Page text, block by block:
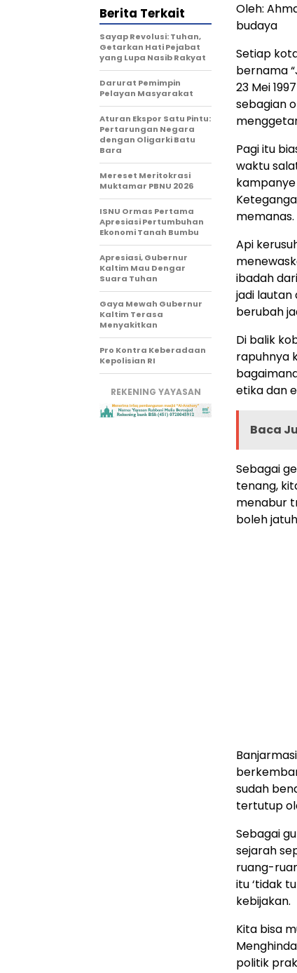
Oleh:
budaya
Setiap
bernama
23 Mei
sebagian
Pagi itu
waktu
Api
ibadah
jadi lautan
berubah
Di balik
rapuhnya
etika dan
Baca
Sebagai
tenang,
menabur
boleh
sudah
tertutup
Sebagai
sejarah
ruang-
itu ‘tidak
kebijakan.
Kita bisa
politik
Berita Terkait
Sayap Revolusi: Tuhan,
Getarkan Hati Pejabat
yang Lupa Nasib Rakyat
Darurat Pemimpin
Pelayan Masyarakat
Aturan Ekspor Satu Pintu:
Pertarungan Negara
dengan Oligarki Batu
Bara
Mereset Meritokrasi
Muktamar PBNU 2026
ISNU Ormas Pertama
Apresiasi Pertumbuhan
Ekonomi Tanah Bumbu
Apresiasi, Gubernur
Kaltim Mau Dengar
Suara Tuhan
Gaya Mewah Gubernur
Kaltim Terasa
Menyakitkan
Pro Kontra Keberadaan
Kepolisian RI
REKENING YAYASAN